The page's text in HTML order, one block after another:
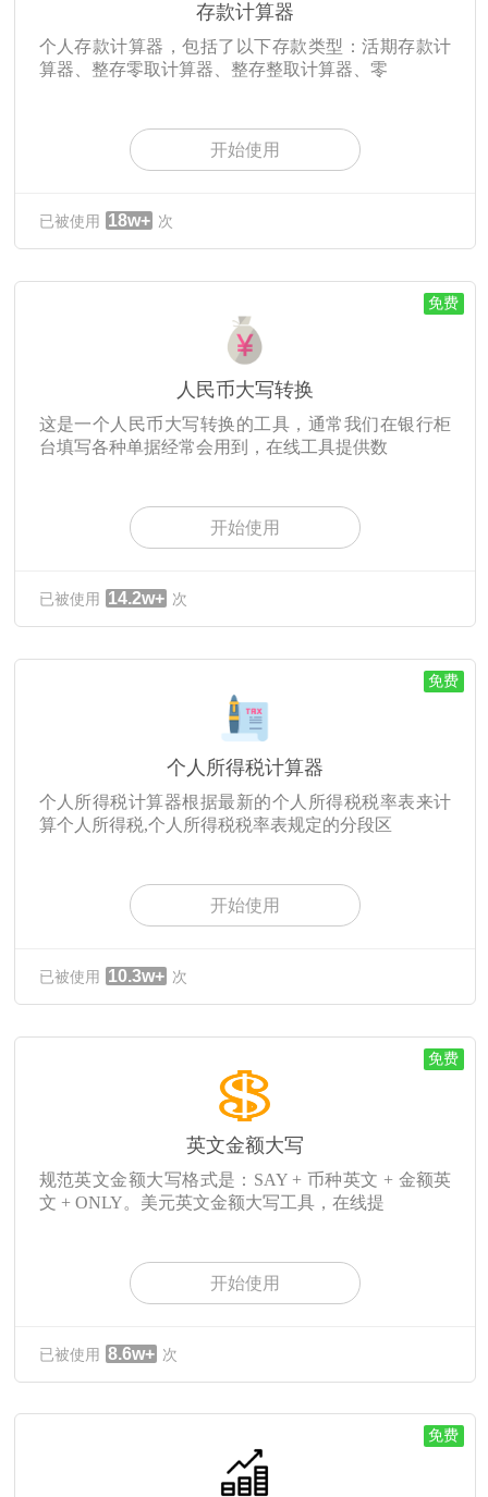
存款计算器
个人存款计算器，包括了以下存款类型：活期存款计
算器、整存零取计算器、整存整取计算器、零
开始使用
已被使用 18w+ 次
免费
人民币大写转换
这是一个人民币大写转换的工具，通常我们在银行柜
台填写各种单据经常会用到，在线工具提供数
开始使用
已被使用 14.2w+ 次
免费
个人所得税计算器
个人所得税计算器根据最新的个人所得税税率表来计
算个人所得税,个人所得税税率表规定的分段区
开始使用
已被使用 10.3w+ 次
免费
英文金额大写
规范英文金额大写格式是：SAY + 币种英文 + 金额英
文 + ONLY。美元英文金额大写工具，在线提
开始使用
已被使用 8.6w+ 次
免费